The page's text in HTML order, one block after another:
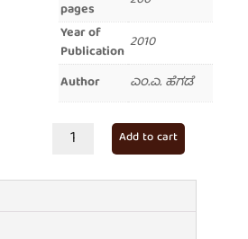
pages
Year of
Publication 2010
Author
ಎಂ.ಎ. ಹೆಗಡೆ
Add to cart